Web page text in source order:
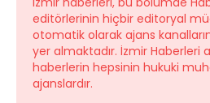
editörlerinin hiçbir editoryal
otomatik olarak ajans
yer almaktadır. İzmir Haberleri
haberlerin hepsinin hukuki
ajanslardır.